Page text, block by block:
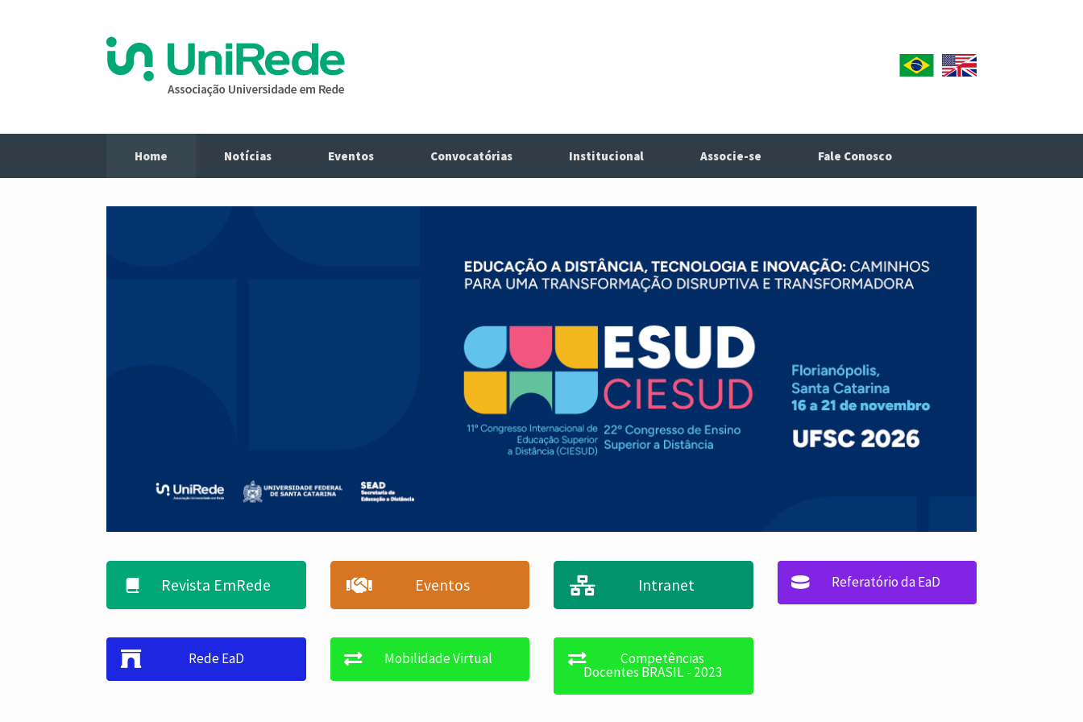
Home Notícias Eventos Convocatórias Institucional Associe-se Fale Conosco
Revista EmRede
Rede EaD
Eventos
Mobilidade Virtual
Intranet
Competências
Docentes BRASIL - 2023
Referatório da EaD